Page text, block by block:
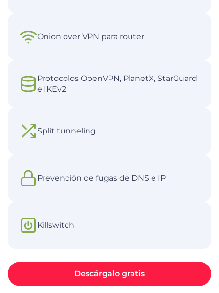
Onion over VPN para router
Protocolos OpenVPN, PlanetX, StarGuard
e IKEv2
Split tunneling
Prevención de fugas de DNS e IP
Killswitch
Descárgalo gratis